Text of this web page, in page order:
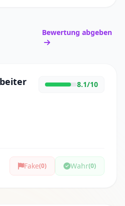
Bewertung abgeben
8.1/10
Fake(0) Wahr(0)